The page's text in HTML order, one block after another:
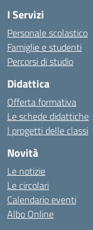
I Servizi
Personale scolastico
Famiglie e studenti
Percorsi di studio
Didattica
Offerta formativa
Le schede didattiche
I progetti delle classi
Novità
Le notizie
Le circolari
Calendario eventi
Albo Online